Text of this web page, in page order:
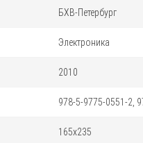
БХВ-Петербург
Электроника
2010
978-5-9775-0551-2,
165x235